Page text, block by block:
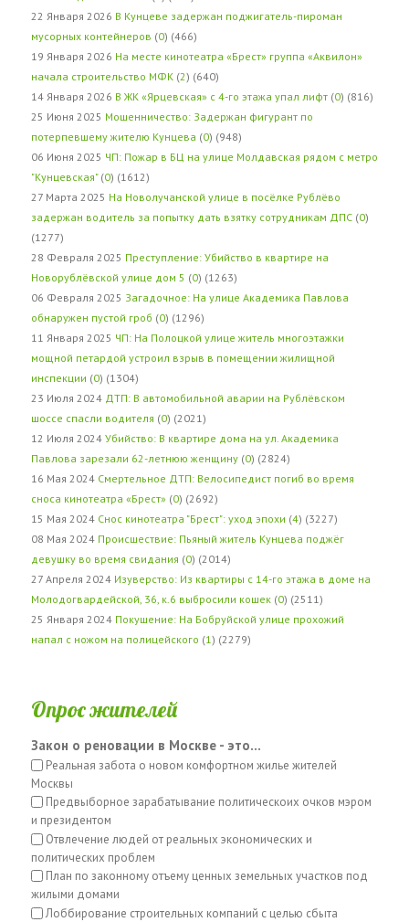
22 Января 2026 В Кунцеве задержан поджигатель-пироман
мусорных контейнеров (0) (466)
19 Января 2026 На месте кинотеатра «Брест» группа «Аквилон»
начала строительство МФК (2) (640)
14 Января 2026 В ЖК «Ярцевская» с 4-го этажа упал лифт (0) (816)
25 Июня 2025 Мошенничество: Задержан фигурант по
потерпевшему жителю Кунцева (0) (948)
06 Июня 2025 ЧП: Пожар в БЦ на улице Молдавская рядом с метро
"Кунцевская" (0) (1612)
27 Марта 2025 На Новолучанской улице в посёлке Рублёво
задержан водитель за попытку дать взятку сотрудникам ДПС (0)
(1277)
28 Февраля 2025 Преступление: Убийство в квартире на
Новорублёвской улице дом 5 (0) (1263)
06 Февраля 2025 Загадочное: На улице Академика Павлова
обнаружен пустой гроб (0) (1296)
11 Января 2025 ЧП: На Полоцкой улице житель многоэтажки
мощной петардой устроил взрыв в помещении жилищной
инспекции (0) (1304)
23 Июля 2024 ДТП: В автомобильной аварии на Рублёвском
шоссе спасли водителя (0) (2021)
12 Июля 2024 Убийство: В квартире дома на ул. Академика
Павлова зарезали 62-летнюю женщину (0) (2824)
16 Мая 2024 Смертельное ДТП: Велосипедист погиб во время
сноса кинотеатра «Брест» (0) (2692)
15 Мая 2024 Снос кинотеатра "Брест": уход эпохи (4) (3227)
08 Мая 2024 Происшествие: Пьяный житель Кунцева поджёг
девушку во время свидания (0) (2014)
27 Апреля 2024 Изуверство: Из квартиры с 14-го этажа в доме на
Молодогвардейской, 36, к.6 выбросили кошек (0) (2511)
25 Января 2024 Покушение: На Бобруйской улице прохожий
напал с ножом на полицейского (1 ) (2279)
Опрос жителей
Закон о реновации в Москве - это...
Реальная забота о новом комфортном жилье жителей
Москвы
Предвыборное зарабатывание политическоих очков мэром
и президентом
Отвлечение людей от реальных экономических и
политических проблем
План по законному отъему ценных земельных участков под
жилыми домами
Лоббирование строительных компаний с целью сбыта